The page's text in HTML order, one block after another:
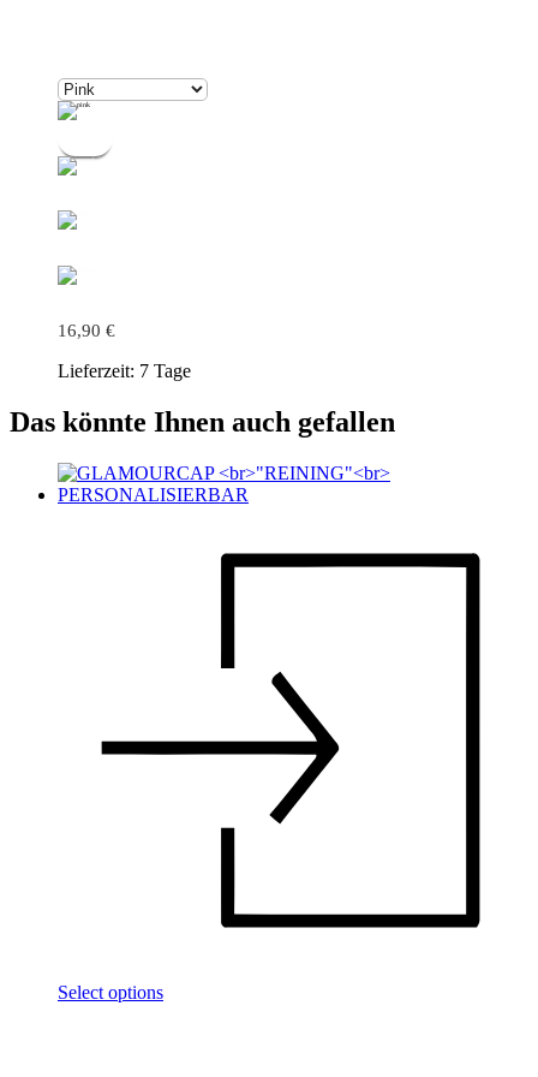
16,90 €
Lieferzeit: 7 Tage
Das könnte Ihnen auch gefallen
Select options